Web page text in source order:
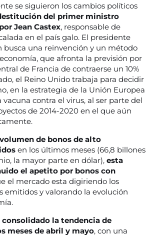
se siguieron los cambios políticos
del primer ministro
Jean Castex, responsable de
en el país galo. El presidente
busca una reinvención y un método
que afronta la previsión por
de Francia de contraerse un 10%
el Reino Unido trabaja para decidir
en la estrategia de la Unión Europea
contra el virus, al ser parte del
de 2014-2020 en el que aún
de bonos de alto
en los últimos meses (66,8 billones
la mayor parte en dólar), esta
el apetito por bonos con
el mercado esta digiriendo los
emitidos y valorando la evolución
consolidado la tendencia de
meses de abril y mayo, con una